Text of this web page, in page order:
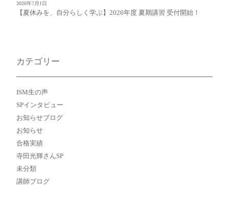
【夏休みを、自分らしく学ぶ】2026年度 夏期講習 受付開始！
2026年7月1日
カテゴリー
ISM生の声
SPインタビュー
お知らせブログ
お知らせ
合格実績
寺田光輝さんSP
未分類
講師ブログ